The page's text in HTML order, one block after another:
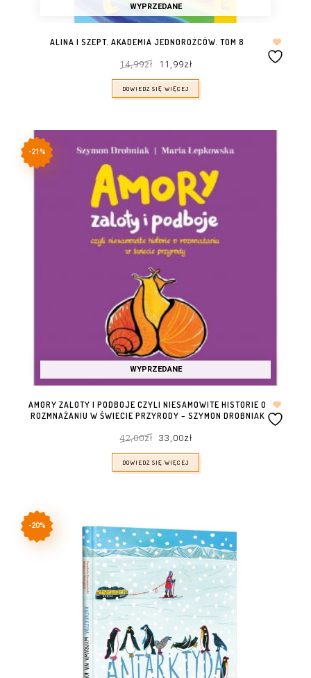
WYPRZEDANE
ALINA I SZEPT. AKADEMIA JEDNOROŻCÓW. TOM 8
14,99zł cena
wynosiła:
14,99zł.
11,99złcena
11,99zł.
DOWIEDZ SIĘ WIĘCEJ
WYPRZEDANE
-21%
AMORY ZALOTY I PODBOJE CZYLI NIESAMOWITE HISTORIE O
ROZMNAŻANIU W ŚWIECIE PRZYRODY – SZYMON DROBNIAK
42,00zł cena
wynosiła:
42,00zł.
33,00złcena
33,00zł.
DOWIEDZ SIĘ WIĘCEJ
-20%